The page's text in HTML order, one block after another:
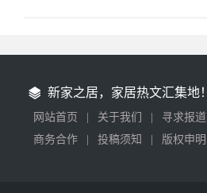
新家之居，家居热文汇集地！
网站首页 关于我们 寻求报道
商务合作
投稿须知 版权申明